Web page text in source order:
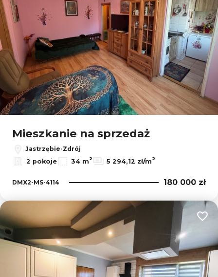
Mieszkanie na sprzedaż
Jastrzębie-Zdrój
2 pokoje
34 m2 5 294,12 zł/m2
DMX2-MS-4114 180 000 zł